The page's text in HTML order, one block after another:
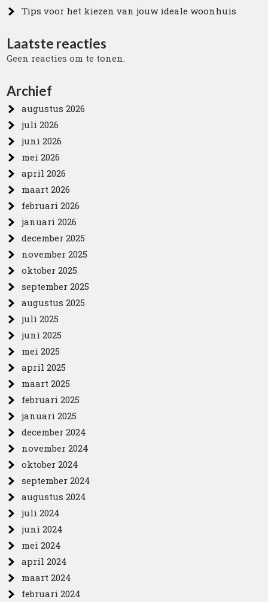
Tips voor het kiezen van jouw ideale woonhuis
Laatste reacties
Geen reacties om te tonen.
Archief
augustus 2026
juli 2026
juni 2026
mei 2026
april 2026
maart 2026
februari 2026
januari 2026
december 2025
november 2025
oktober 2025
september 2025
augustus 2025
juli 2025
juni 2025
mei 2025
april 2025
maart 2025
februari 2025
januari 2025
december 2024
november 2024
oktober 2024
september 2024
augustus 2024
juli 2024
juni 2024
mei 2024
april 2024
maart 2024
februari 2024